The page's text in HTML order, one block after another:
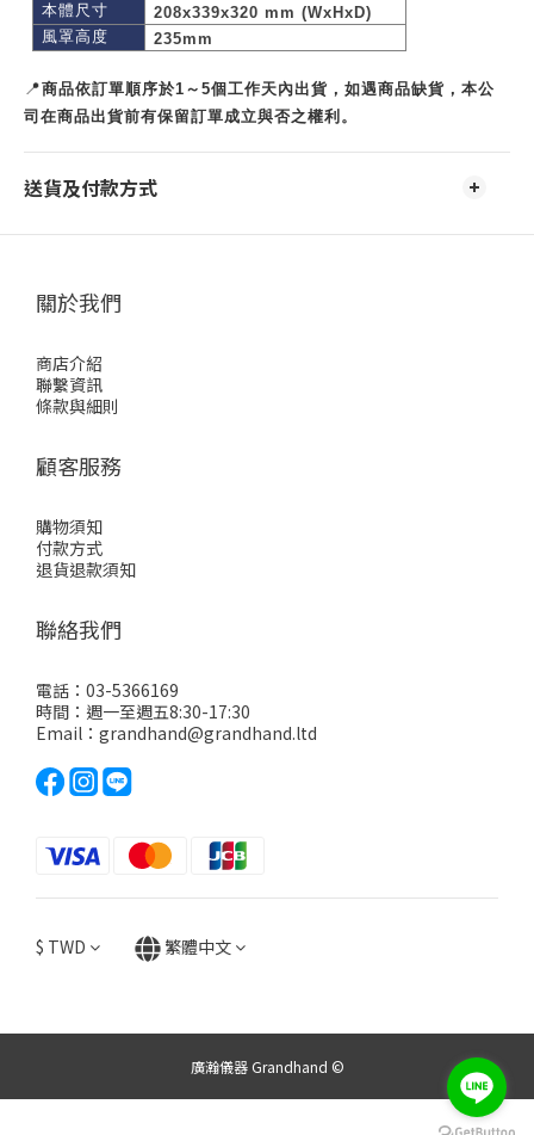
本體尺寸
208x339x320 mm (WxHxD)
風罩高度
235mm
📍商品依訂單順序於1～5個工作天內出貨，如遇商品缺貨，本公
司在商品出貨前有保留訂單成立與否之權利。
送貨及付款方式
關於我們
商店介紹
聯繫資訊
條款與細則
顧客服務
購物須知
付款方式
退貨退款須知
聯絡我們
電話：03-5366169
時間：週一至週五8:30-17:30
Email：grandhand@grandhand.ltd
$ TWD 繁體中文
廣瀚儀器 Grandhand ©